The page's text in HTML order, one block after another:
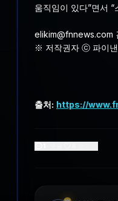
움직임이 있다”면서
elikim@fnnews.com
※ 저작권자 ⓒ 파이낸
출처: https://